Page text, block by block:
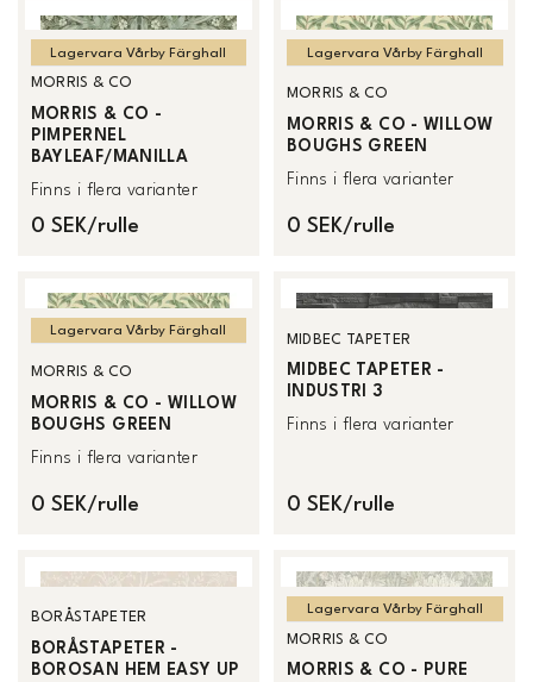
Lagervara Vårby Färghall
MORRIS & CO
MORRIS & CO -
PIMPERNEL
BAYLEAF/MANILLA
Finns i flera varianter
0 SEK/rulle
Lagervara Vårby Färghall
MORRIS & CO
MORRIS & CO - WILLOW
BOUGHS GREEN
Finns i flera varianter
0 SEK/rulle
Lagervara Vårby Färghall
MORRIS & CO
MORRIS & CO - WILLOW
BOUGHS GREEN
Finns i flera varianter
0 SEK/rulle
MIDBEC TAPETER
MIDBEC TAPETER -
INDUSTRI 3
Finns i flera varianter
0 SEK/rulle
BORÅSTAPETER
BORÅSTAPETER -
BOROSAN HEM EASY UP
Lagervara Vårby Färghall
MORRIS & CO
MORRIS & CO - PURE